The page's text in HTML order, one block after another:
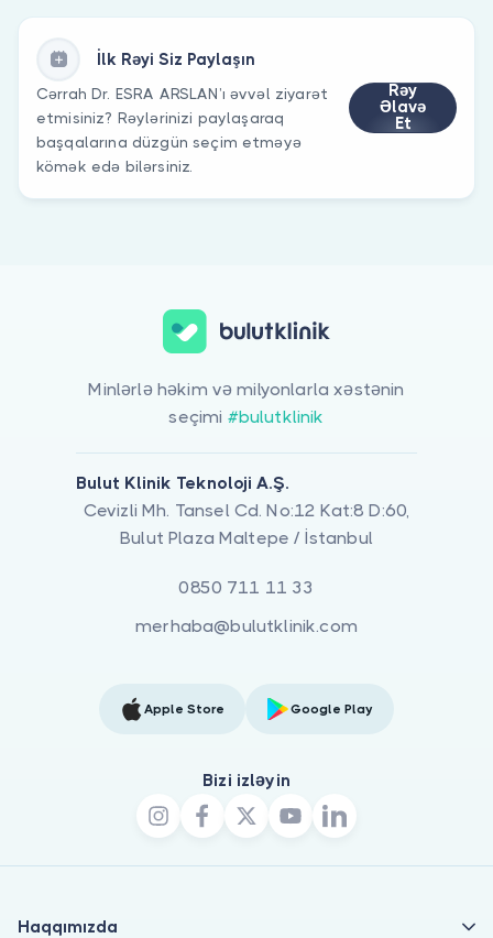
İlk Rəyi Siz Paylaşın
Cərrah Dr. ESRA ARSLAN’ı əvvəl ziyarət
etmisiniz? Rəylərinizi paylaşaraq
başqalarına düzgün seçim etməyə
kömək edə bilərsiniz.
Rəy
Əlavə
Et
Minlərlə həkim və milyonlarla xəstənin
seçimi #bulutklinik
Bulut Klinik Teknoloji A.Ş.
Cevizli Mh. Tansel Cd. No:12 Kat:8 D:60,
Bulut Plaza Maltepe / İstanbul
0850 711 11 33
merhaba@bulutklinik.com
Apple Store Google Play
Bizi izləyin
Haqqımızda